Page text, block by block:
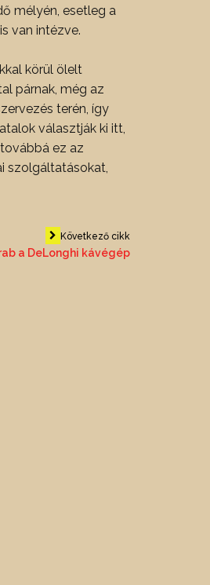
mélyén, esetleg a
van intézve.
körül ölelt
párnak, még az
terén, így
választják ki itt,
ez az
szolgáltatásokat,
Következő cikk
a DeLonghi kávégép